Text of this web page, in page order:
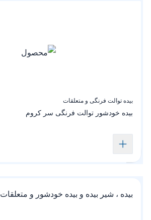
بیده توالت فرنگی و متعلقات
بیده خودشور‌ توالت‌ فرنگی سر کروم
بیده ، شیر بیده و بیده خودشور و متعلقات